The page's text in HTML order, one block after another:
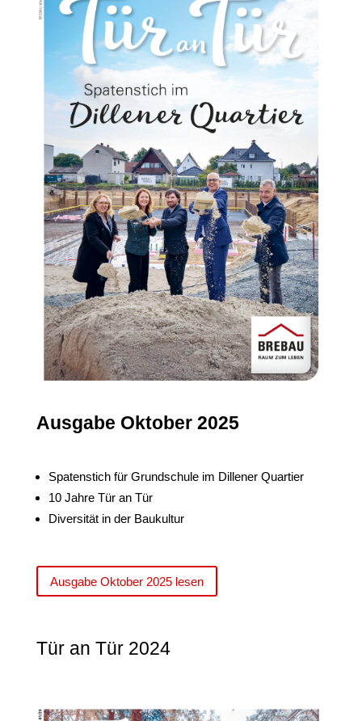
Ausgabe Oktober 2025
Spatenstich für Grundschule im Dillener Quartier
10 Jahre Tür an Tür
Diversität in der Baukultur
Ausgabe Oktober 2025 lesen
Tür an Tür 2024